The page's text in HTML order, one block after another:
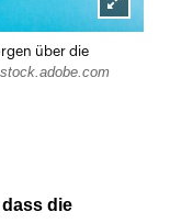
Lightbox
über die
die